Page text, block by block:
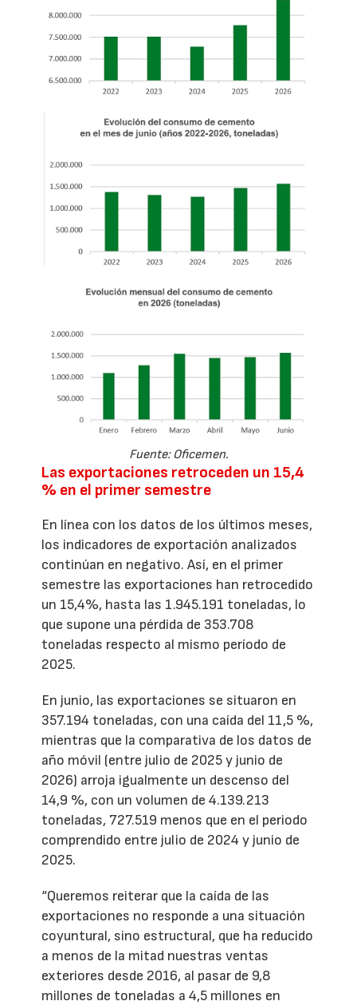
Fuente: Oficemen.
Las exportaciones retroceden un 15,4
% en el primer semestre
En línea con los datos de los últimos meses,
los indicadores de exportación analizados
continúan en negativo. Así, en el primer
semestre las exportaciones han retrocedido
un 15,4%, hasta las 1.945.191 toneladas, lo
que supone una pérdida de 353.708
toneladas respecto al mismo período de
2025.
En junio, las exportaciones se situaron en
357.194 toneladas, con una caída del 11,5 %,
mientras que la comparativa de los datos de
año móvil (entre julio de 2025 y junio de
2026) arroja igualmente un descenso del
14,9 %, con un volumen de 4.139.213
toneladas, 727.519 menos que en el periodo
comprendido entre julio de 2024 y junio de
2025.
“Queremos reiterar que la caída de las
exportaciones no responde a una situación
coyuntural, sino estructural, que ha reducido
a menos de la mitad nuestras ventas
exteriores desde 2016, al pasar de 9,8
millones de toneladas a 4,5 millones en